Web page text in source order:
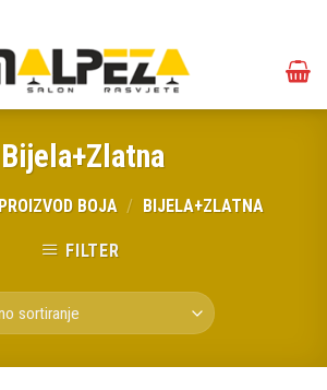
Bijela+Zlatna
PROIZVOD BOJA / BIJELA+ZLATNA
FILTER